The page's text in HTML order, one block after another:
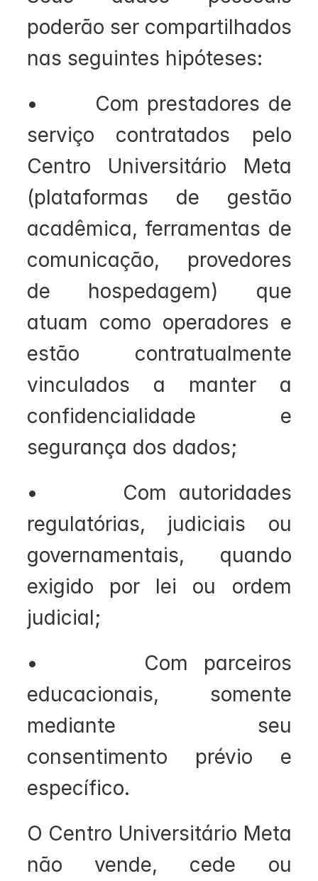
poderão ser compartilhados
nas seguintes hipóteses:
•       Com prestadores de
serviço contratados pelo
Centro Universitário Meta
(plataformas de gestão
acadêmica, ferramentas de
comunicação, provedores
de hospedagem) que
atuam como operadores e
estão contratualmente
vinculados a manter a
confidencialidade e
segurança dos dados;
•       Com autoridades
regulatórias, judiciais ou
governamentais, quando
exigido por lei ou ordem
judicial;
•       Com parceiros
educacionais, somente
mediante seu
consentimento prévio e
específico.
O Centro Universitário Meta
não vende, cede ou